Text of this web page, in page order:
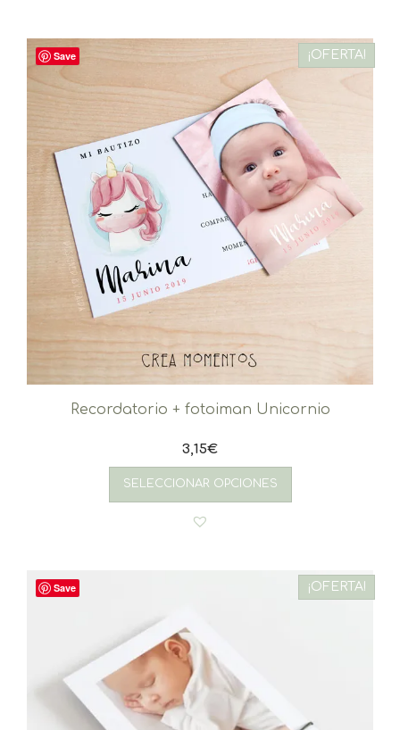
Save ¡OFERTA!
Recordatorio + fotoiman Unicornio
3,15€
SELECCIONAR OPCIONES
Save ¡OFERTA!